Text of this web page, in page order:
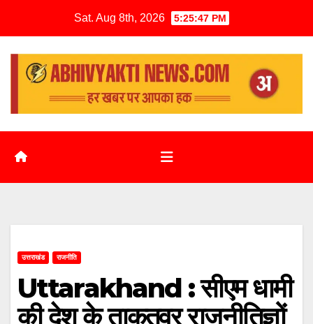
Sat. Aug 8th, 2026 5:25:48 PM
उत्तराखंड राजनीति
Uttarakhand : सीएम धामी
की देश के ताकतवर राजनीतिज्ञों